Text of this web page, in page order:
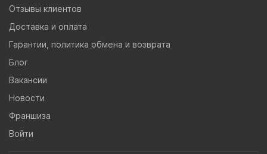
Отзывы клиентов
Доставка и оплата
Гарантии, политика обмена и возврата
Блог
Вакансии
Новости
Франшиза
Войти